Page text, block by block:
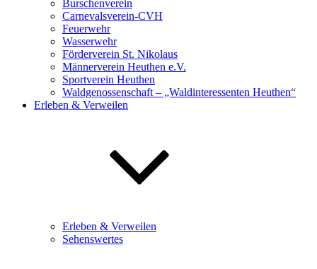
Burschenverein
Carnevalsverein-CVH
Feuerwehr
Wasserwehr
Förderverein St. Nikolaus
Männerverein Heuthen e.V.
Sportverein Heuthen
Waldgenossenschaft – „Waldinteressenten Heuthen“
Erleben & Verweilen
Erleben & Verweilen
Sehenswertes